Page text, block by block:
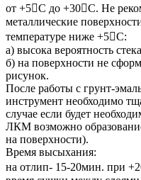
от +5С до +30С. Не
металлические
температуре ниже +5С:
а) высока вероятность
б) на поверхности не
рисунок.
После работы с грунт-
инструмент необходимо
случае если будет
ЛКМ возможно
на поверхности).
Время высыхания:
на отлип- 15-20мин. при